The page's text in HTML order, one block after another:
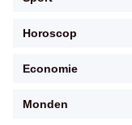
Horoscop
Economie
Monden